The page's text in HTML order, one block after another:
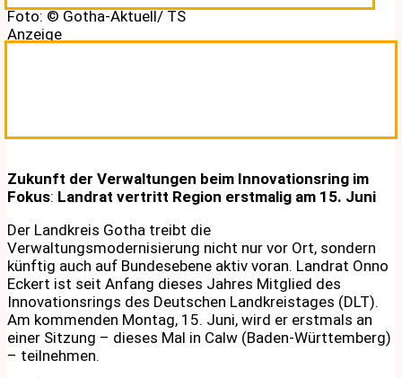
Foto: © Gotha-Aktuell/ TS
Anzeige
Zukunft der Verwaltungen beim Innovationsring im
Fokus: Landrat vertritt Region erstmalig am 15. Juni
Der Landkreis Gotha treibt die
Verwaltungsmodernisierung nicht nur vor Ort, sondern
künftig auch auf Bundesebene aktiv voran. Landrat Onno
Eckert ist seit Anfang dieses Jahres Mitglied des
Innovationsrings des Deutschen Landkreistages (DLT).
Am kommenden Montag, 15. Juni, wird er erstmals an
einer Sitzung – dieses Mal in Calw (Baden-Württemberg)
– teilnehmen.